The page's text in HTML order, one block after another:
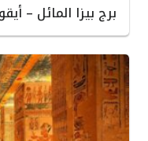
برج بيزا المائل –